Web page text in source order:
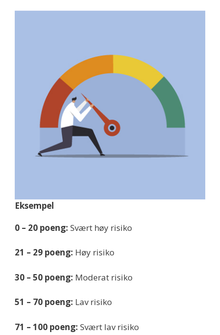
Eksempel
0 – 20 poeng: Svært høy risiko
21 – 29 poeng: Høy risiko
30 – 50 poeng: Moderat risiko
51 – 70 poeng: Lav risiko
71 – 100 poeng: Svært lav risiko